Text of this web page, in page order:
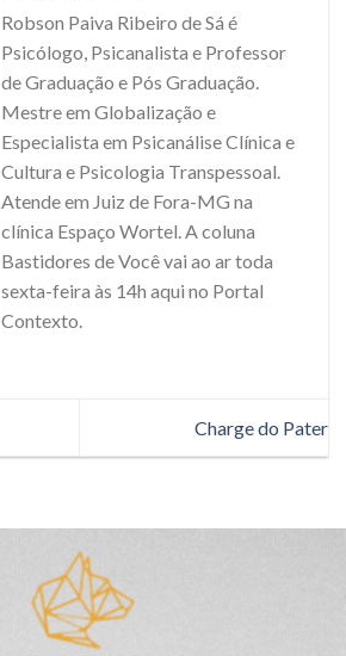
Robson Paiva Ribeiro de Sá é
Psicólogo, Psicanalista e Professor
de Graduação e Pós Graduação.
Mestre em Globalização e
Especialista em Psicanálise Clínica e
Cultura e Psicologia Transpessoal.
Atende em Juiz de Fora-MG na
clínica Espaço Wortel. A coluna
Bastidores de Você vai ao ar toda
sexta-feira às 14h aqui no Portal
Contexto.
Charge do Pater